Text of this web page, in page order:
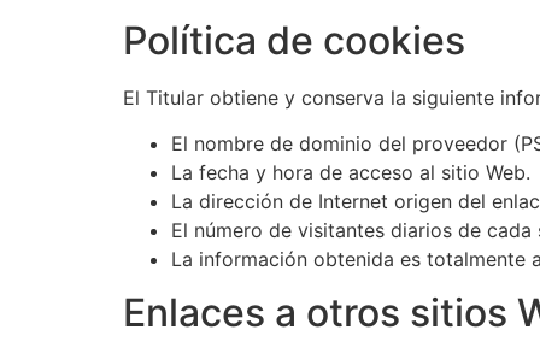
Política de cookies
El Titular obtiene y conserva la siguiente
El nombre de dominio del proveedor
La fecha y hora de acceso al sitio Web.
La dirección de Internet origen del
El número de visitantes diarios de cada
La información obtenida es totalmente
Enlaces a otros sitios